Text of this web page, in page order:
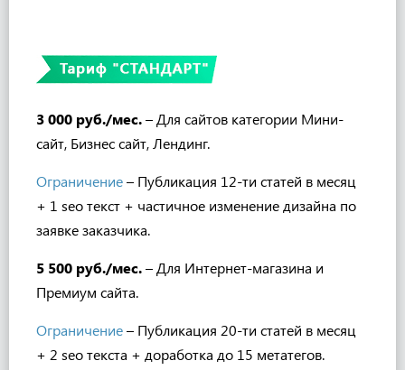
3 000 руб./мес.– Для сайтов категории Мини-
сайт, Бизнес сайт, Лендинг.
Ограничение– Публикация 12-ти статей в месяц
+ 1 seo текст + частичное изменение дизайна по
заявке заказчика.
5 500 руб./мес.– Для Интернет-магазина и
Премиум сайта.
Ограничение– Публикация 20-ти статей в месяц
+ 2 seo текста + доработка до 15 метатегов.